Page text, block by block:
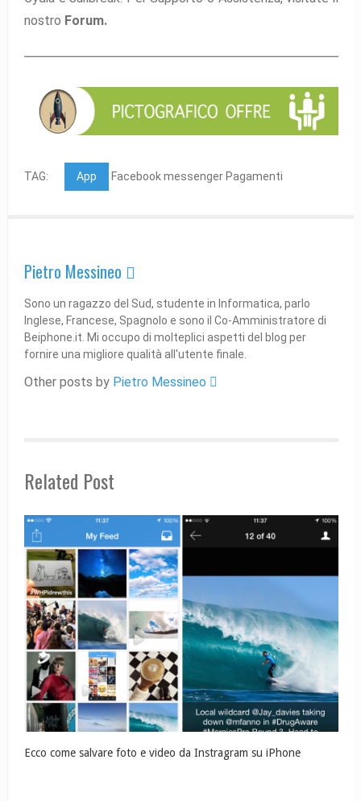
nostro Forum.
TAG: App Facebook messenger Pagamenti
Pietro Messineo 
Sono un ragazzo del Sud, studente in Informatica, parlo
Inglese, Francese, Spagnolo e sono il Co-Amministratore di
Beiphone.it. Mi occupo di molteplici aspetti del blog per
fornire una migliore qualità all'utente finale.
Other posts by Pietro Messineo 
Related Post
Ecco come salvare foto e video da Instragram su iPhone